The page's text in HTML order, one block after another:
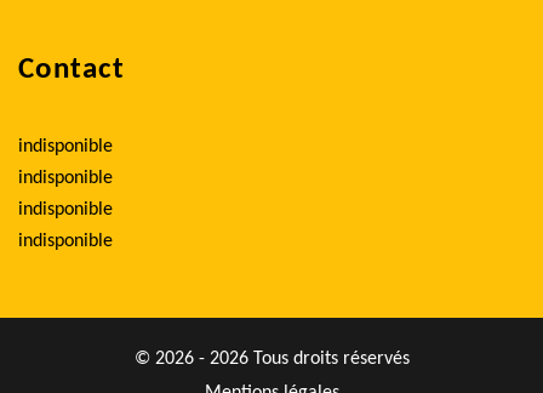
Contact
indisponible
indisponible
indisponible
indisponible
© 2026 - 2026 Tous droits réservés